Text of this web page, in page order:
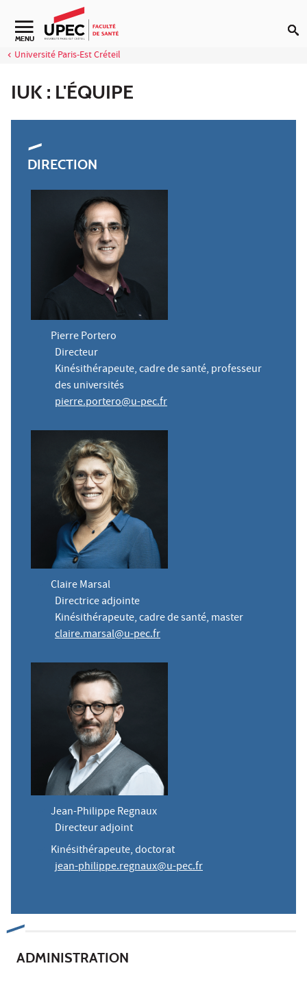
Aller au contenu
Navigation secondaire
MENU
Université Paris-Est Créteil
IUK : L'ÉQUIPE
DIRECTION
Pierre Portero
Directeur
Kinésithérapeute, cadre de santé, professeur
des universités
pierre.portero@u-pec.fr
Claire Marsal
Directrice adjointe
Kinésithérapeute, cadre de santé, master
claire.marsal@u-pec.fr
Jean-Philippe Regnaux
Directeur adjoint
Kinésithérapeute, doctorat
jean-philippe.regnaux@u-pec.fr
ADMINISTRATION